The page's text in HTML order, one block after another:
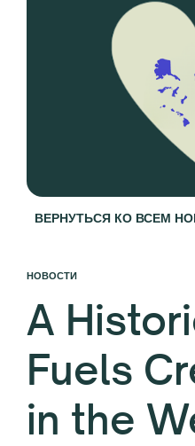
ВЕРНУТЬСЯ КО ВСЕМ
НОВОСТИ
A
Fuels
in the